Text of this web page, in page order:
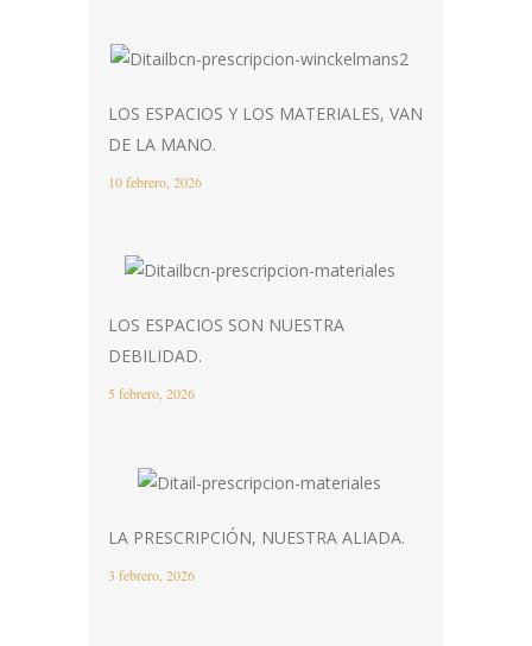
LOS ESPACIOS Y LOS MATERIALES, VAN
DE LA MANO.
10 febrero, 2026
LOS ESPACIOS SON NUESTRA
DEBILIDAD.
5 febrero, 2026
LA PRESCRIPCIÓN, NUESTRA ALIADA.
3 febrero, 2026